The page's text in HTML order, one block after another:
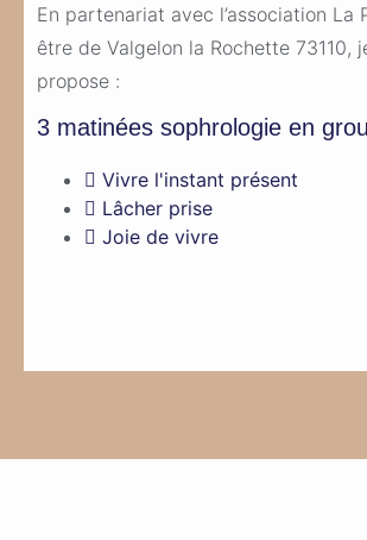
En partenariat avec l’association La
être de Valgelon la Rochette 73110,
propose :
3 matinées sophrologie en
Vivre l'instant présent
Lâcher prise
Joie de vivre